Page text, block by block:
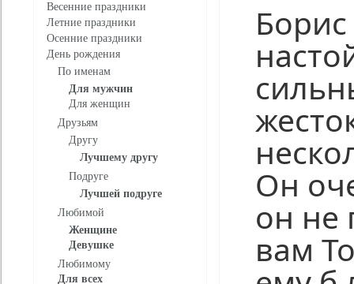
Весенние праздники
Летние праздники
Осенние праздники
День рождения
По именам
Для мужчин
Для женщин
Друзьям
Другу
Лучшему другу
Подруге
Лучшей подруге
Любимой
Женщине
Девушке
Любимому
Для всех
Он
он не
вам